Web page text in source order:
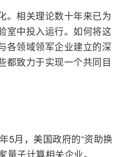
。相关理论数十年来已为
室中投入运行。如何将这
各领域领军企业建立的深
致力于实现一个共同目
5月，美国政府的“资助换
子计算相关企业。